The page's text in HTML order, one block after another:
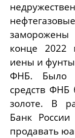
конце 2022
иены и фунты
ФНБ. Было
средств
золоте. В
Банк
продавать